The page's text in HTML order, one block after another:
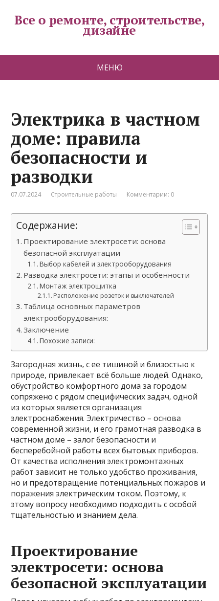
Все о ремонте, строительстве,
дизайне
МЕНЮ
Электрика в частном
доме: правила
безопасности и
разводки
07.07.2024 Строительные работы Комментарии: 0
Содержание:
Проектирование электросети: основа
безопасной эксплуатации
Выбор кабелей и электрооборудования
Разводка электросети: этапы и особенности
Монтаж электрощитка
Расположение розеток и выключателей
Таблица основных параметров
электрооборудования:
Заключение
Похожие записи:
Загородная жизнь, с ее тишиной и близостью к
природе, привлекает всё больше людей. Однако,
обустройство комфортного дома за городом
сопряжено с рядом специфических задач, одной
из которых является организация
электроснабжения. Электричество – основа
современной жизни, и его грамотная разводка в
частном доме – залог безопасности и
бесперебойной работы всех бытовых приборов.
От качества исполнения электромонтажных
работ зависит не только удобство проживания,
но и предотвращение потенциальных пожаров и
поражения электрическим током. Поэтому, к
этому вопросу необходимо подходить с особой
тщательностью и знанием дела.
Проектирование
электросети: основа
безопасной эксплуатации